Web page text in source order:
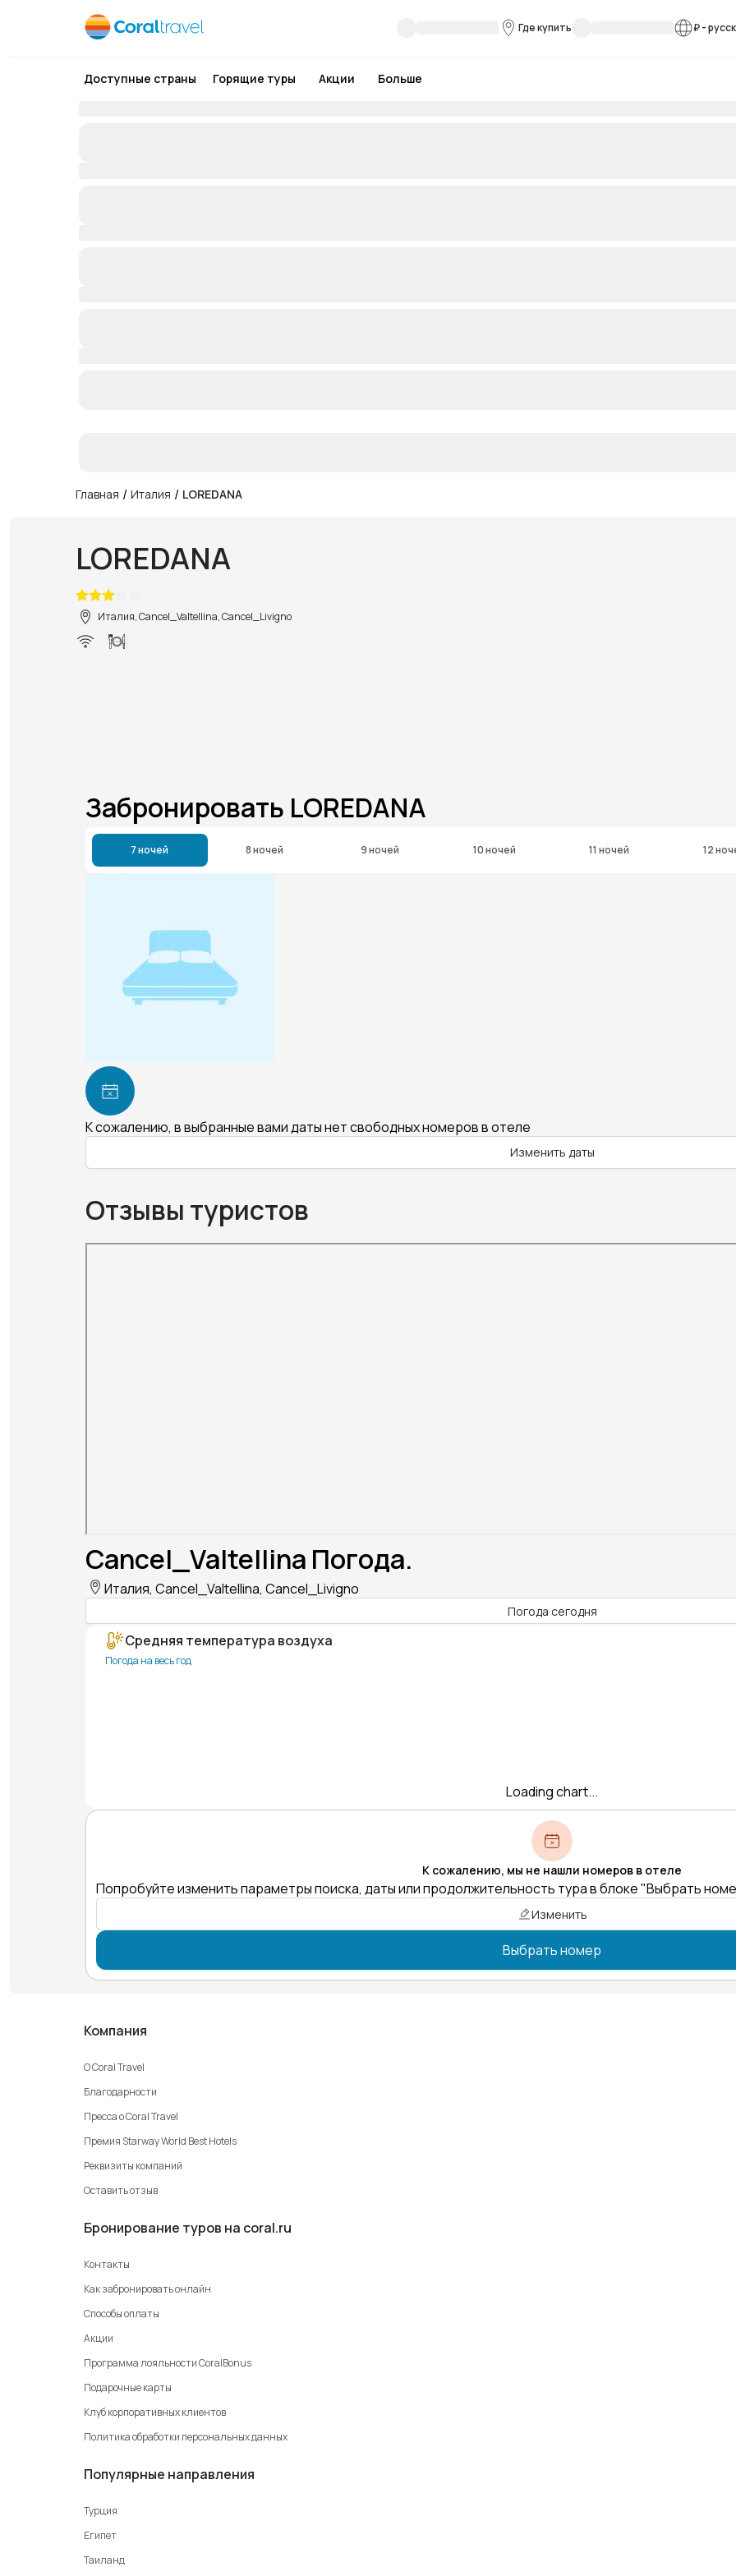
Где купить ₽-
Доступные страны Горящие туры Акции Больше
Главная / Италия / LOREDANA
LOREDANA
Италия, Cancel_Valtellina, Cancel_Livigno
Забронировать LOREDANA
7 ночей 8 ночей 9 ночей 10 ночей 11 ночей 12
К сожалению, в выбранные вами даты нет свободных номеров в отеле
Изменить даты
Отзывы туристов
Cancel_Valtellina Погода.
Италия, Cancel_Valtellina, Cancel_Livigno
Погода сегодня
Средняя температура воздуха
Погода на весь год
Loading chart...
К сожалению, мы не нашли номеров в отеле
Попробуйте изменить параметры поиска, даты или продолжительность тура в блоке "Выбрать
Изменить
Выбрать номер
Компания
О Coral Travel
Благодарности
Пресса о Coral Travel
Премия Starway World Best Hotels
Реквизиты компаний
Оставить отзыв
Бронирование туров на coral.ru
Контакты
Как забронировать онлайн
Способы оплаты
Акции
Программа лояльности CoralBonus
Подарочные карты
Клуб корпоративных клиентов
Политика обработки персональных данных
Популярные направления
Турция
Египет
Таиланд